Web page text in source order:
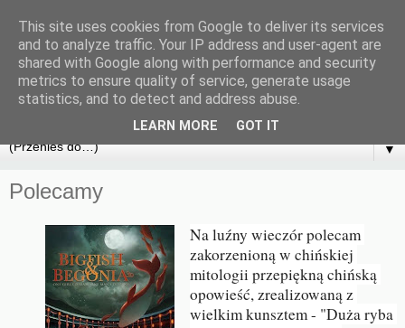
▼
Polecamy
Na luźny wieczór polecam
zakorzenioną w chińskiej
mitologii przepiękną chińską
opowieść, zrealizowaną z
wielkim kunsztem - "Duża ryba
This site uses cookies from Google to deliver its services
and to analyze traffic. Your IP address and user-agent are
shared with Google along with performance and security
metrics to ensure quality of service, generate usage
statistics, and to detect and address abuse.
LEARN MORE GOT IT